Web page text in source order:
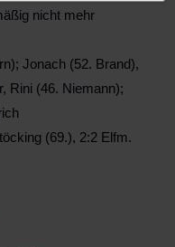
nicht mehr
Jonach (52. Brand),
Rini (46. Niemann);
(69.), 2:2 Elfm.